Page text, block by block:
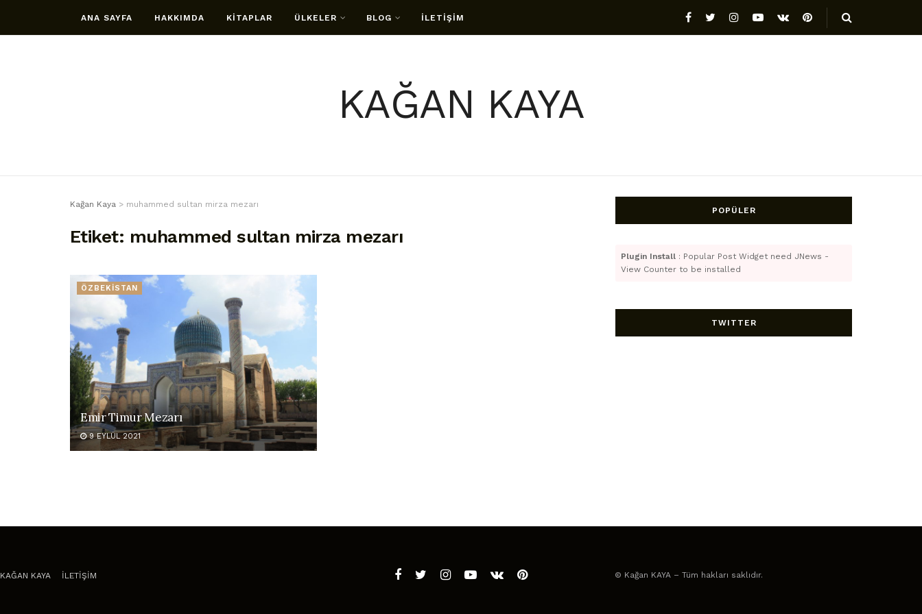
ANA SAYFA HAKKIMDA KİTAPLAR ÜLKELER BLOG İLETİŞİM
KAĞAN KAYA
Kağan Kaya > muhammed sultan mirza mezarı
Etiket: muhammed sultan mirza mezarı
ÖZBEKİSTAN
Emir Timur Mezarı
9 EYLÜL 2021
POPÜLER
Plugin Install : Popular Post Widget need JNews -
View Counter to be installed
TWITTER
KAĞAN KAYA İLETİŞİM © Kağan KAYA – Tüm hakları saklıdır.